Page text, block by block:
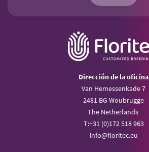
Dirección de la oficina
Van Hemessenkade 7
2481 BG Woubrugge
The Netherlands
T:+31 (0)172 518 963
info@floritec.eu